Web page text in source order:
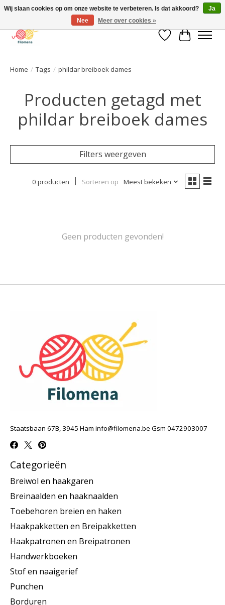
Verlanglijst
Home / Tags / phildar breiboek dames
Producten getagd met
phildar breiboek dames
Filters weergeven
0 producten Sorteren op Meest bekeken
Geen producten gevonden!
Staatsbaan 67B, 3945 Ham info@filomena.be Gsm 0472903007
Categorieën
Breiwol en haakgaren
Breinaalden en haaknaalden
Toebehoren breien en haken
Haakpakketten en Breipakketten
Haakpatronen en Breipatronen
Handwerkboeken
Stof en naaigerief
Punchen
Borduren
Wij slaan cookies op om onze website te verbeteren. Is dat akkoord?
Ja
Nee
Meer over cookies »